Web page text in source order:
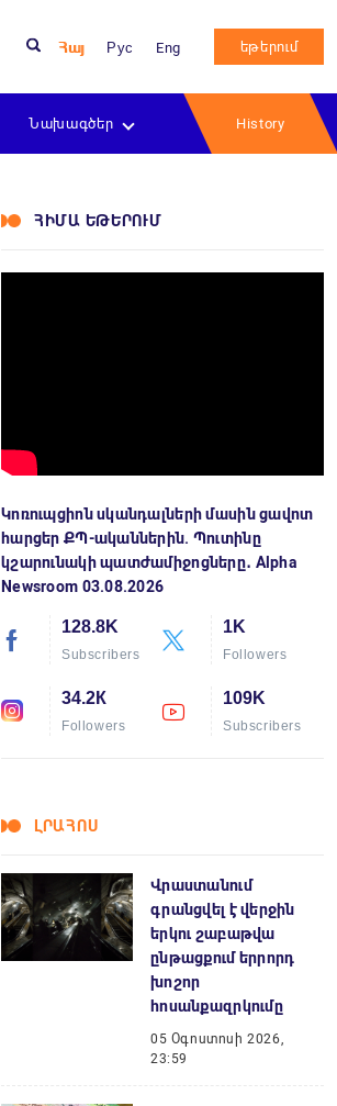
Հայ Рус Eng եթերում
Նախագծեր History
ՀԻՄԱ ԵԹԵՐՈՒՄ
Կոռուպցիոն սկանդալների մասին ցավոտ
հարցեր ՔՊ-ականներին. Պուտինը
կշարունակի պատժամիջոցները․ Alpha
Newsroom 03.08.2026
128.8K
Subscribers
1K
Followers
34.2К
Followers
109K
Subscribers
ԼՐԱՀՈՍ
Վրաստանում
գրանցվել է վերջին
երկու շաբաթվա
ընթացքում երրորդ
խոշոր
հոսանքազրկումը
05 Օգոստոսի 2026,
23:59